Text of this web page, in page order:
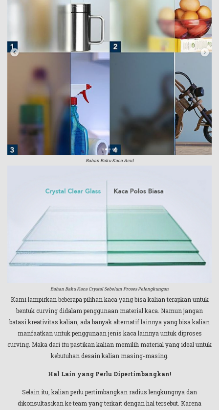
Bahan Baku Kaca Acid
Bahan Baku Kaca Crystal Sebelum Proses Pelengkungan
Kami lampirkan beberapa pilihan kaca yang bisa kalian terapkan untuk
bentuk curving didalam penggunaan material kaca. Namun jangan
batasi kreativitas kalian, ada banyak alternatif lainnya yang bisa kalian
manfaatkan untuk penggunaan jenis kaca lainnya untuk diproses
curving. Maka dari itu pastikan kalian memilih material yang ideal untuk
kebutuhan desain kalian masing-masing.
Hal Lain yang Perlu Dipertimbangkan!
Selain itu, kalian perlu pertimbangkan radius lengkungnya dan
dikonsultasikan ke team yang terkait dengan hal tersebut. Karena